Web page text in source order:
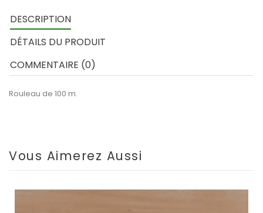
DESCRIPTION
DÉTAILS DU PRODUIT
COMMENTAIRE (0)
Rouleau de 100 m.
Vous Aimerez Aussi